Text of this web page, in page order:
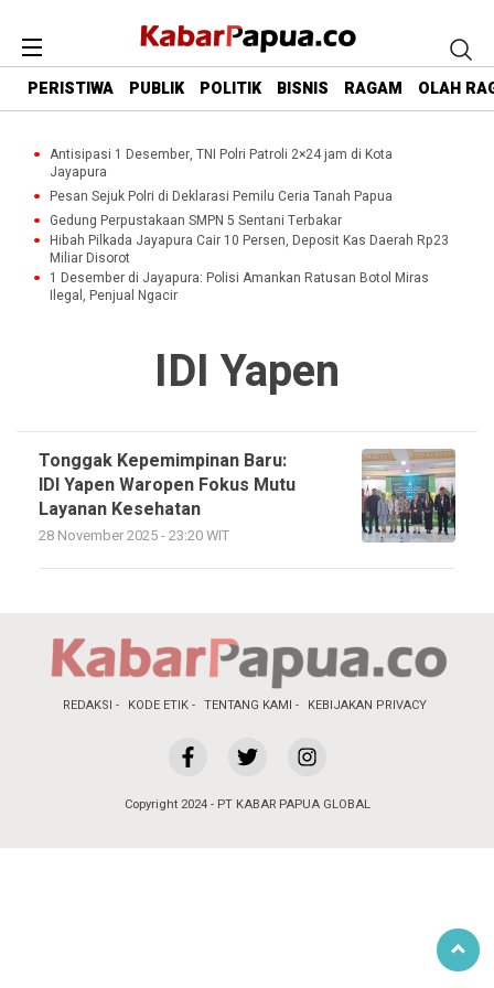
PERISTIWA PUBLIK POLITIK BISNIS RAGAM OLAH
Antisipasi 1 Desember, TNI Polri Patroli 2×24 jam di Kota
Jayapura
Pesan Sejuk Polri di Deklarasi Pemilu Ceria Tanah Papua
Gedung Perpustakaan SMPN 5 Sentani Terbakar
Hibah Pilkada Jayapura Cair 10 Persen, Deposit Kas Daerah Rp23
Miliar Disorot
1 Desember di Jayapura: Polisi Amankan Ratusan Botol Miras
Ilegal, Penjual Ngacir
IDI Yapen
Tonggak Kepemimpinan Baru:
IDI Yapen Waropen Fokus Mutu
Layanan Kesehatan
28 November 2025 - 23:20 WIT
REDAKSI KODE ETIK TENTANG KAMI KEBIJAKAN PRIVACY
Copyright 2024 - PT KABAR PAPUA GLOBAL